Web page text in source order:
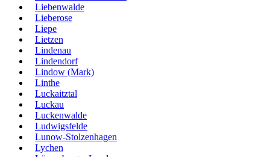
Liebenwalde
Lieberose
Liepe
Lietzen
Lindenau
Lindendorf
Lindow (Mark)
Linthe
Luckaitztal
Luckau
Luckenwalde
Ludwigsfelde
Lunow-Stolzenhagen
Lychen